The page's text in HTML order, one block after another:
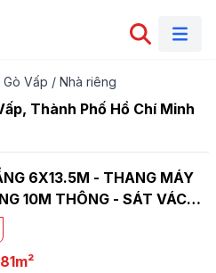
Gò Vấp / Nhà riêng
Thành Phố Hồ Chí Minh
6X13.5M - THANG MÁY
10M THÔNG - SÁT VÁCH
- PHƯỜNG 10 GÒ
81m²